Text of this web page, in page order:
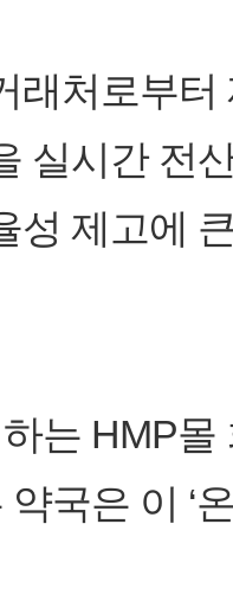
래처로부
실시간 전
성 제고에
는 HMP
국은 이 ‘